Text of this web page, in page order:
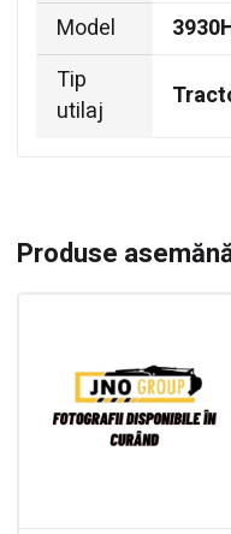
Model
Tip
utilaj
Produse